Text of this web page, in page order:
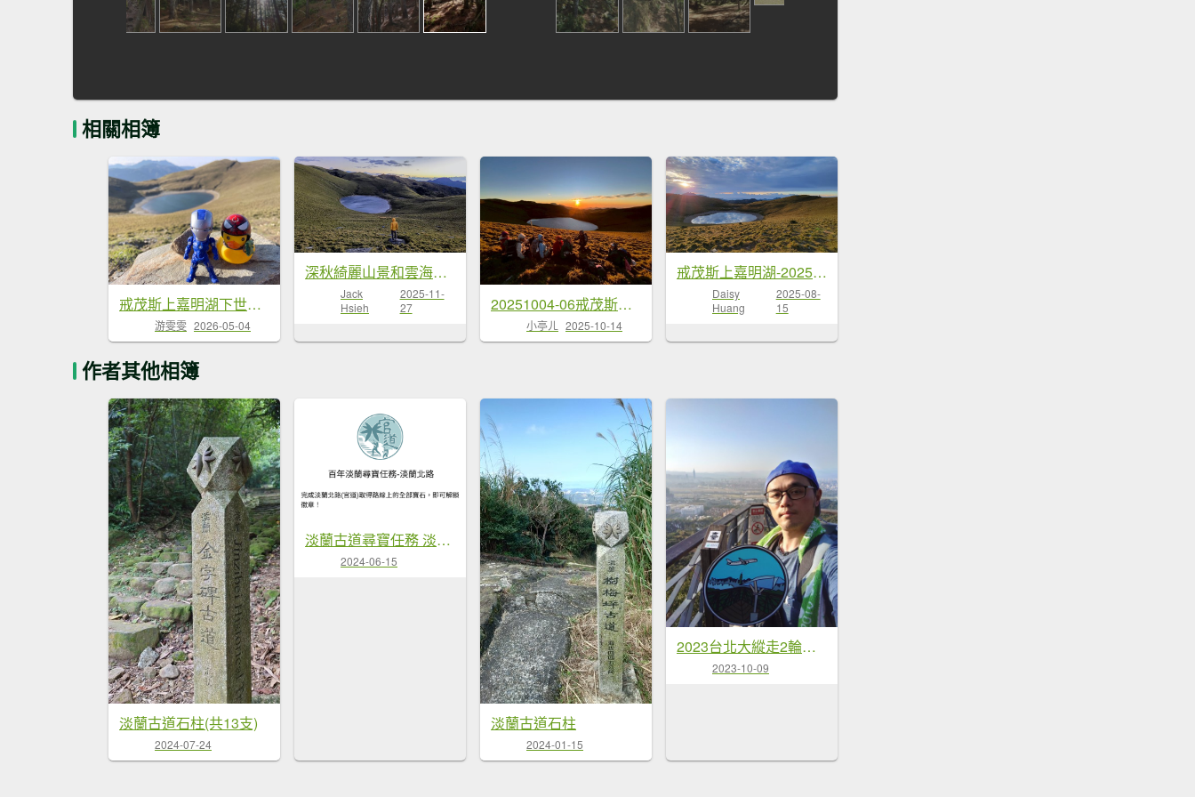
相關相簿
戒茂斯上嘉明湖下世新谷-二戰✈️-大鵬飛機✈️殘骸
游雯雯 2026-05-04
深秋綺麗山景和雲海的饗宴戒茂斯上嘉明湖山遊記
Jack
Hsieh
2025-11-
27
20251004-06戒茂斯嘉明湖
小亭ㄦ 2025-10-14
戒茂斯上嘉明湖-20250502-20250504
Daisy
Huang
2025-08-
15
作者其他相簿
淡蘭古道石柱(共13支)
2024-07-24
淡蘭古道尋寶任務 淡蘭北路全段
2024-06-15
淡蘭古道石柱
2024-01-15
2023台北大縱走2輪完成(寶石手拿牌合照)
2023-10-09